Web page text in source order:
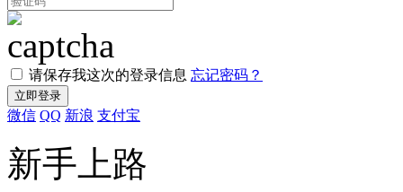
请保存我这次的登录信息 忘记密码？
微信 QQ 新浪 支付宝
新手上路